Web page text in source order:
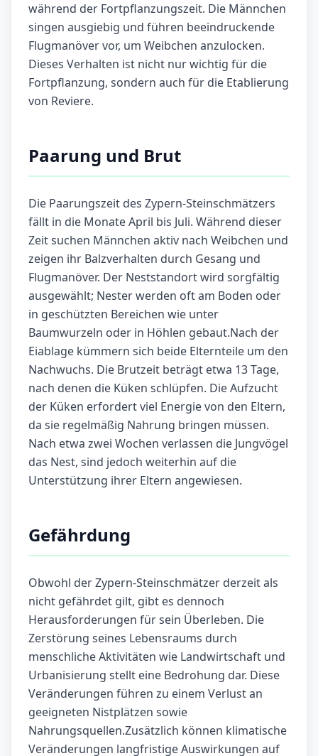
während der Fortpflanzungszeit. Die Männchen
singen ausgiebig und führen beeindruckende
Flugmanöver vor, um Weibchen anzulocken.
Dieses Verhalten ist nicht nur wichtig für die
Fortpflanzung, sondern auch für die Etablierung
von Reviere.
Paarung und Brut
Die Paarungszeit des Zypern-Steinschmätzers
fällt in die Monate April bis Juli. Während dieser
Zeit suchen Männchen aktiv nach Weibchen und
zeigen ihr Balzverhalten durch Gesang und
Flugmanöver. Der Neststandort wird sorgfältig
ausgewählt; Nester werden oft am Boden oder
in geschützten Bereichen wie unter
Baumwurzeln oder in Höhlen gebaut.Nach der
Eiablage kümmern sich beide Elternteile um den
Nachwuchs. Die Brutzeit beträgt etwa 13 Tage,
nach denen die Küken schlüpfen. Die Aufzucht
der Küken erfordert viel Energie von den Eltern,
da sie regelmäßig Nahrung bringen müssen.
Nach etwa zwei Wochen verlassen die Jungvögel
das Nest, sind jedoch weiterhin auf die
Unterstützung ihrer Eltern angewiesen.
Gefährdung
Obwohl der Zypern-Steinschmätzer derzeit als
nicht gefährdet gilt, gibt es dennoch
Herausforderungen für sein Überleben. Die
Zerstörung seines Lebensraums durch
menschliche Aktivitäten wie Landwirtschaft und
Urbanisierung stellt eine Bedrohung dar. Diese
Veränderungen führen zu einem Verlust an
geeigneten Nistplätzen sowie
Nahrungsquellen.Zusätzlich können klimatische
Veränderungen langfristige Auswirkungen auf